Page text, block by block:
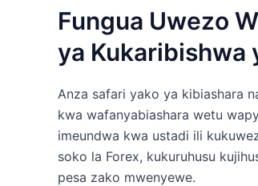
Fungua Uwezo
ya Kukaribishwa
Anza safari yako ya kibiashara
kwa wafanyabiashara wetu
imeundwa kwa ustadi ili
soko la Forex, kukuruhusu
pesa zako mwenyewe.